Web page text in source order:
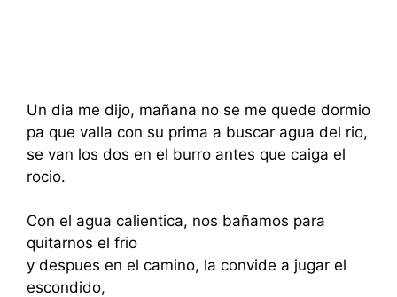
Un dia me dijo, mañana no se me quede dormio
pa que valla con su prima a buscar agua del rio,
se van los dos en el burro antes que caiga el
rocio.
Con el agua calientica, nos bañamos para
quitarnos el frio
y despues en el camino, la convide a jugar el
escondido,